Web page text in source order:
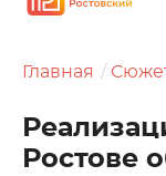
Главная
Ростове